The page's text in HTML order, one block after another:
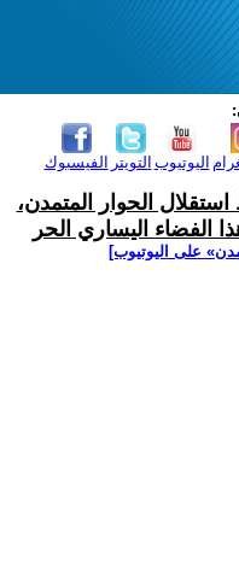
الفيسبوك التويتر اليوتيوب
الحوار المتمدن،
الفضاء اليساري الحر
على اليوتيوب]